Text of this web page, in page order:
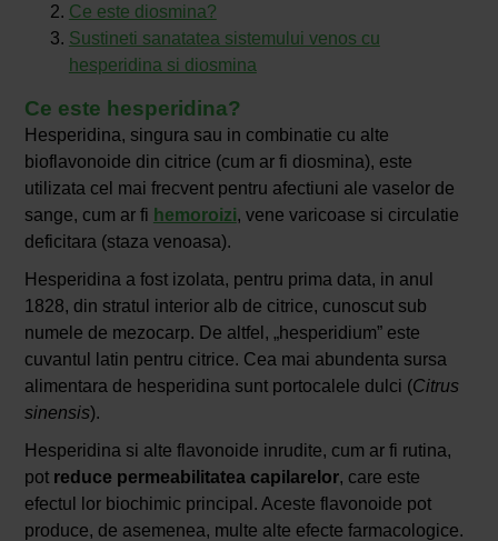
Ce este diosmina?
Sustineti sanatatea sistemului venos cu
hesperidina si diosmina
Ce este hesperidina?
Hesperidina, singura sau in combinatie cu alte
bioflavonoide din citrice (cum ar fi diosmina), este
utilizata cel mai frecvent pentru afectiuni ale vaselor de
sange, cum ar fi hemoroizi, vene varicoase si circulatie
deficitara (staza venoasa).
Hesperidina a fost izolata, pentru prima data, in anul
1828, din stratul interior alb de citrice, cunoscut sub
numele de mezocarp. De altfel, „hesperidium” este
cuvantul latin pentru citrice. Cea mai abundenta sursa
alimentara de hesperidina sunt portocalele dulci (Citrus
sinensis).
Hesperidina si alte flavonoide inrudite, cum ar fi rutina,
pot reduce permeabilitatea capilarelor, care este
efectul lor biochimic principal. Aceste flavonoide pot
produce, de asemenea, multe alte efecte farmacologice.